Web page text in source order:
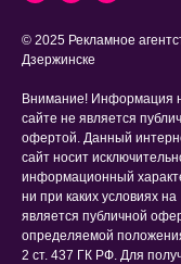
© 2025 Рекламное
Дзержинске
Внимание! Информация
сайте не является
офертой. Данный
сайт носит
информационный
ни при каких условиях на
является публичной
определяемой
2 ст. 437 ГК РФ. Для